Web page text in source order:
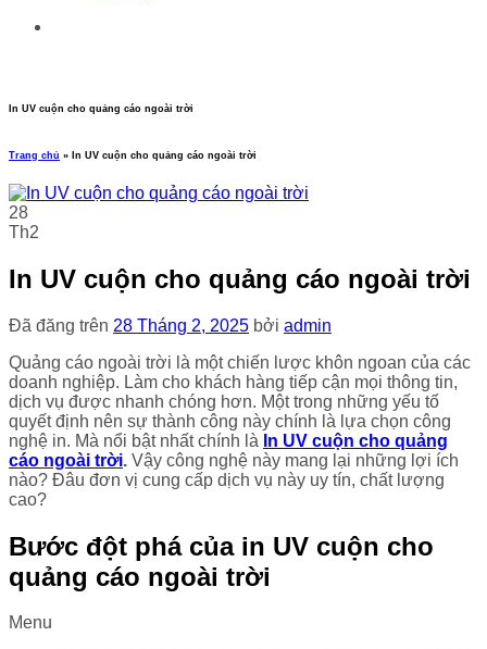
In UV cuộn cho quảng cáo ngoài trời
Trang chủ » In UV cuộn cho quảng cáo ngoài trời
28
Th2
In UV cuộn cho quảng cáo ngoài trời
Đã đăng trên 28 Tháng 2, 2025 bởi admin
Quảng cáo ngoài trời là một chiến lược khôn ngoan của các
doanh nghiệp. Làm cho khách hàng tiếp cận mọi thông tin,
dịch vụ được nhanh chóng hơn. Một trong những yếu tố
quyết định nên sự thành công này chính là lựa chọn công
nghệ in. Mà nổi bật nhất chính là In UV cuộn cho quảng
cáo ngoài trời. Vậy công nghệ này mang lại những lợi ích
nào? Đâu đơn vị cung cấp dịch vụ này uy tín, chất lượng
cao?
Bước đột phá của in UV cuộn cho
quảng cáo ngoài trời
Menu